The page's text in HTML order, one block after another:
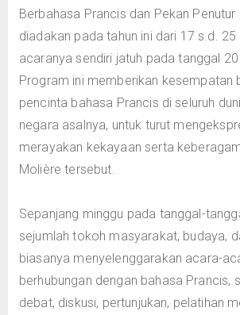
Berbahasa Prancis dan Pekan
diadakan pada tahun ini dari 17 s.d.
acaranya sendiri jatuh pada tanggal
Program ini memberikan kesempatan
pencinta bahasa Prancis di seluruh
negara asalnya, untuk turut
merayakan kekayaan serta
Molière tersebut.
Sepanjang minggu pada tanggal-
sejumlah tokoh masyarakat, budaya,
biasanya menyelenggarakan acara-
berhubungan dengan bahasa Prancis,
debat, diskusi, pertunjukan, pelatihan